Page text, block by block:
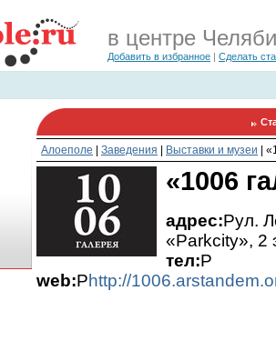
в центре
Добавить в избранное | Сделать
Алоеполе Заведения Выставки и музеи
«1006
адрес:Pул.
«Parkcity», 2
тел:P
web:Phttp://